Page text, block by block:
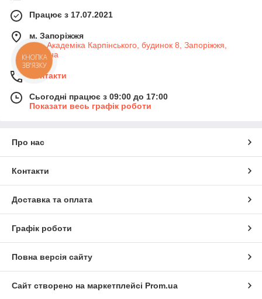
Працює з 17.07.2021
м. Запоріжжя
вул. Академіка Карпінського, будинок 8, Запоріжжя,
Україна
Контакти
Сьогодні працює з 09:00 до 17:00
Показати весь графік роботи
Про нас
Контакти
Доставка та оплата
Графік роботи
Повна версія сайту
Сайт створено на маркетплейсі Prom.ua
КНОПКА
ЗВ'ЯЗКУ